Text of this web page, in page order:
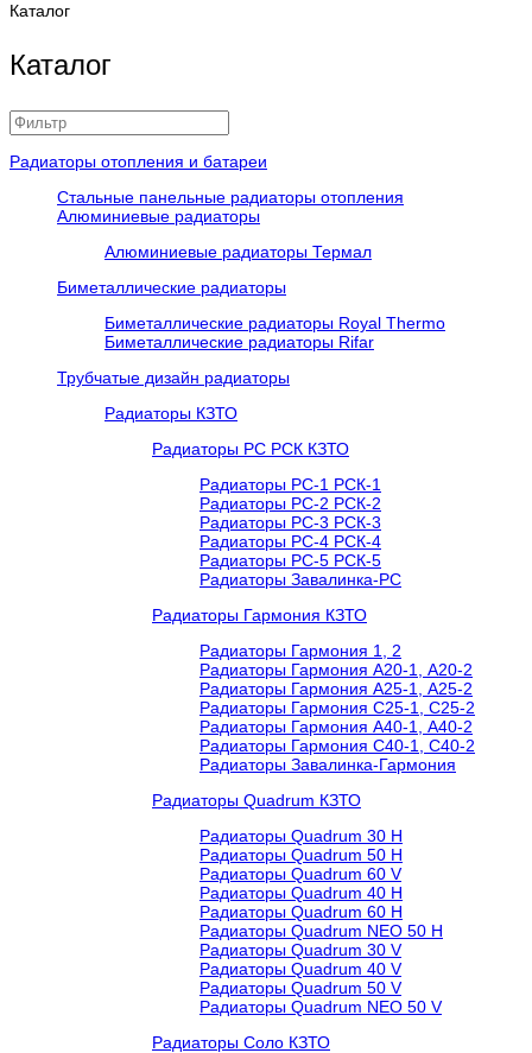
Каталог
Каталог
Радиаторы отопления и батареи
Стальные панельные радиаторы отопления
Алюминиевые радиаторы
Алюминиевые радиаторы Термал
Биметаллические радиаторы
Биметаллические радиаторы Royal Thermo
Биметаллические радиаторы Rifar
Трубчатые дизайн радиаторы
Радиаторы КЗТО
Радиаторы РС РСК КЗТО
Радиаторы РС-1 РСК-1
Радиаторы РС-2 РСК-2
Радиаторы РС-3 РСК-3
Радиаторы РС-4 РСК-4
Радиаторы РС-5 РСК-5
Радиаторы Завалинка-РС
Радиаторы Гармония КЗТО
Радиаторы Гармония 1, 2
Радиаторы Гармония А20-1, А20-2
Радиаторы Гармония А25-1, А25-2
Радиаторы Гармония С25-1, С25-2
Радиаторы Гармония А40-1, А40-2
Радиаторы Гармония С40-1, С40-2
Радиаторы Завалинка-Гармония
Радиаторы Quadrum КЗТО
Радиаторы Quadrum 30 H
Радиаторы Quadrum 50 H
Радиаторы Quadrum 60 V
Радиаторы Quadrum 40 H
Радиаторы Quadrum 60 H
Радиаторы Quadrum NEO 50 H
Радиаторы Quadrum 30 V
Радиаторы Quadrum 40 V
Радиаторы Quadrum 50 V
Радиаторы Quadrum NEO 50 V
Радиаторы Соло КЗТО